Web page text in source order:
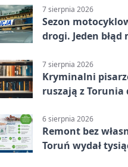
7 sierpnia 2026
Sezon
drogi. Jeden błąd
7 sierpnia 2026
Kryminalni
ruszają z Torunia
6 sierpnia 2026
Remont bez
Toruń wydał